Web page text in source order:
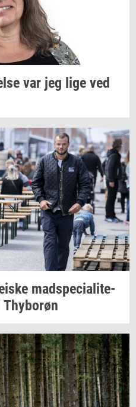
var jeg lige ved
mad­spe­ci­a­li­te­
Thy­bor­øn